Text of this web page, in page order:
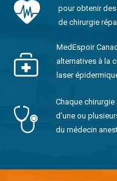
pour obtenir
de chirurgie
MedEspoir
alternatives à la
laser
Chaque
d’une ou
du médecin